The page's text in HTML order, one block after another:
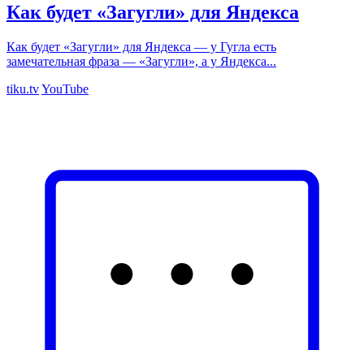
Как будет «Загугли» для Яндекса
Как будет «Загугли» для Яндекса — у Гугла есть
замечательная фраза — «Загугли», а у Яндекса...
tiku.tvYouTube